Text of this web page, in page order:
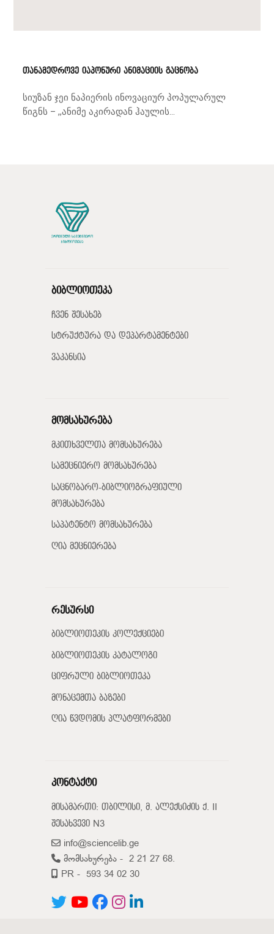
თანამედროვე იაპონური ანიმაციის გაცნობა
სიუზან ჯეი ნაპიერის ინოვაციურ პოპულარულ
წიგნს – ,,ანიმე აკირადან ჰაულის...
ბიბლიოთეკა
ჩვენ შესახებ
სტრუქტურა და დეპარტამენტები
ვაკანსია
მომსახურება
მკითხველთა მომსახურება
სამეცნიერო მომსახურება
საცნობარო-ბიბლიოგრაფიული
მომსახურება
საპატენტო მომსახურება
ღია მეცნიერება
რესურსი
ბიბლიოთეკის კოლექციები
ბიბლიოთეკის კატალოგი
ციფრული ბიბლიოთეკა
მონაცემთა ბაზები
ღია წვდომის პლატფორმები
კონტაქტი
მისამართი: თბილისი, მ. ალექსიძის ქ. II
შესახვევი N3
info@sciencelib.ge
მომსახურება - 2 21 27 68.
PR - 593 34 02 30